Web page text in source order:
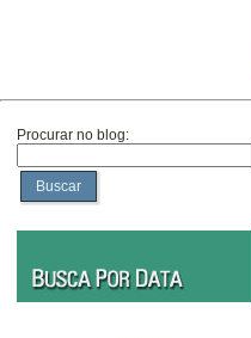
Procurar no blog:
Buscar